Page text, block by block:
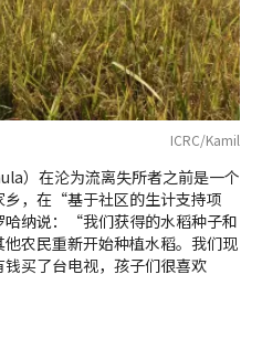
ICRC/Kamil
）在沦为流离失所者之前是一个
，在“基于社区的生计支持项
纳说：“我们获得的水稻种子和
农民重新开始种植水稻。我们现
买了台电视，孩子们很喜欢